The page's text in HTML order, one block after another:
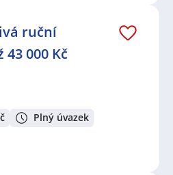
ruční
000 Kč
Plný úvazek